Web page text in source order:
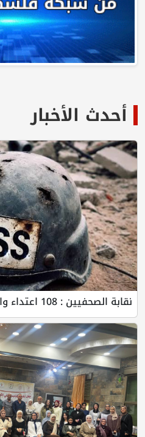
أحدث الأخبار
نقابة الصحفيين : 108 اعتداء وانتهاك بحق ...